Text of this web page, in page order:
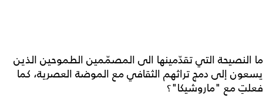
ما النصيحة التي تقدّمينها الى المصمّمين الطموحين الذين
يسعون إلى دمج تراثهم الثقافي مع الموضة العصرية، كما
فعلتِ مع "ماروشيكا"؟